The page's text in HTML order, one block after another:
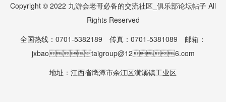
Copyright © 2022 九游会老哥必备的交流社区_俱乐部论坛帖子 All
Rights Reserved
全国热线：0701-5382189 传真：0701-5381089 邮箱：
jxbaotaigroup@126.com
地址：江西省鹰潭市余江区潢溪镇工业区